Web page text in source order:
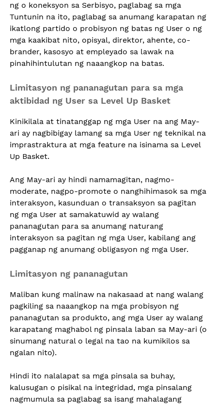
ng o koneksyon sa Serbisyo, paglabag sa mga
Tuntunin na ito, paglabag sa anumang karapatan ng
ikatlong partido o probisyon ng batas ng User o ng
mga kaakibat nito, opisyal, direktor, ahente, co-
brander, kasosyo at empleyado sa lawak na
pinahihintulutan ng naaangkop na batas.
Limitasyon ng pananagutan para sa mga
aktibidad ng User sa Level Up Basket
Kinikilala at tinatanggap ng mga User na ang May-
ari ay nagbibigay lamang sa mga User ng teknikal na
imprastraktura at mga feature na isinama sa Level
Up Basket.
Ang May-ari ay hindi namamagitan, nagmo-
moderate, nagpo-promote o nanghihimasok sa mga
interaksyon, kasunduan o transaksyon sa pagitan
ng mga User at samakatuwid ay walang
pananagutan para sa anumang naturang
interaksyon sa pagitan ng mga User, kabilang ang
pagganap ng anumang obligasyon ng mga User.
Limitasyon ng pananagutan
Maliban kung malinaw na nakasaad at nang walang
pagkiling sa naaangkop na mga probisyon ng
pananagutan sa produkto, ang mga User ay walang
karapatang maghabol ng pinsala laban sa May-ari (o
sinumang natural o legal na tao na kumikilos sa
ngalan nito).
Hindi ito nalalapat sa mga pinsala sa buhay,
kalusugan o pisikal na integridad, mga pinsalang
nagmumula sa paglabag sa isang mahalagang